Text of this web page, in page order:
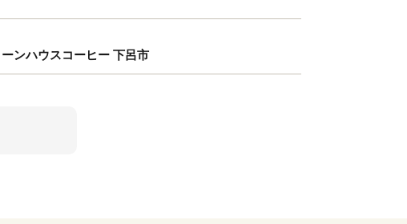
ンハウスコーヒー 下呂市